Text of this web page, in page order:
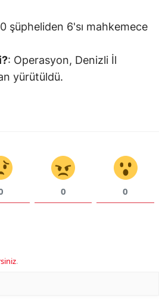
şüpheliden 6'sı mahkemece
: Operasyon, Denizli İl
yürütüldü.
0 0
.